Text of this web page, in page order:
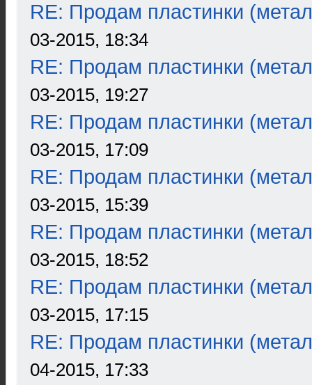
RE: Продам пластинки
03-2015, 18:34
RE: Продам пластинки
03-2015, 19:27
RE: Продам пластинки
03-2015, 17:09
RE: Продам пластинки
03-2015, 15:39
RE: Продам пластинки
03-2015, 18:52
RE: Продам пластинки
03-2015, 17:15
RE: Продам пластинки
04-2015, 17:33